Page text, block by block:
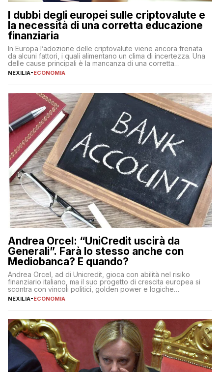
I dubbi degli europei sulle criptovalute e
la necessità di una corretta educazione
finanziaria
In Europa l’adozione delle criptovalute viene ancora frenata
da alcuni fattori, i quali alimentano un clima di incertezza. Una
delle cause principali è la mancanza di una corretta
educazione finanziaria, che impedisce ad una larga parte della
sulle criptovalute: […]
NEXILIA-ECONOMIA
Andrea Orcel: “UniCredit uscirà da
Generali”. Farà lo stesso anche con
Mediobanca? E quando?
Andrea Orcel, ad di Unicredit, gioca con abilità nel risiko
finanziario italiano, ma il suo progetto di crescita europea si
scontra con vincoli politici, golden power e logiche
protezionistiche. Orcel e la mossa su Generali Andrea Orcel,
NEXILIA-ECONOMIA